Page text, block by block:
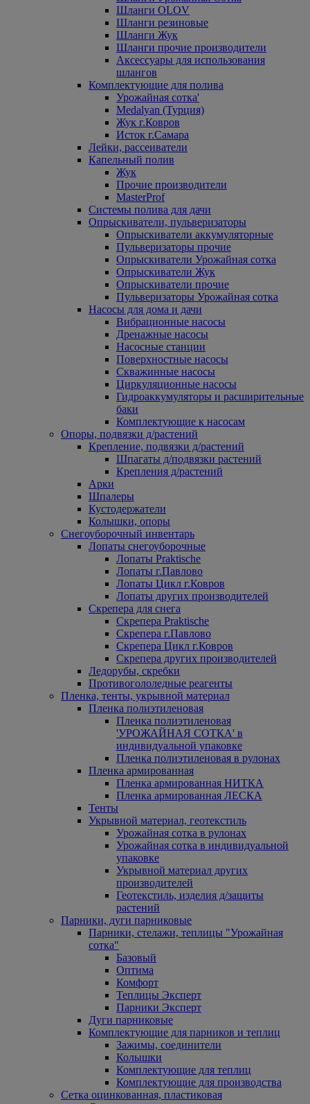
Шланги OLOV
Шланги резиновые
Шланги Жук
Шланги прочие производители
Аксессуары для использования
шлангов
Комплектующие для полива
Урожайная сотка'
Medalyan (Турция)
Жук г.Ковров
Исток г.Самара
Лейки, рассеиватели
Капельный полив
Жук
Прочие производители
MasterProf
Системы полива для дачи
Опрыскиватели, пульверизаторы
Опрыскиватели аккумуляторные
Пульверизаторы прочие
Опрыскиватели Урожайная сотка
Опрыскиватели Жук
Опрыскиватели прочие
Пульверизаторы Урожайная сотка
Насосы для дома и дачи
Вибрационные насосы
Дренажные насосы
Насосные станции
Поверхностные насосы
Скважинные насосы
Циркуляционные насосы
Гидроаккумуляторы и расширительные
баки
Комплектующие к насосам
Опоры, подвязки д/растений
Крепление, подвязки д/растений
Шпагаты д/подвязки растений
Крепления д/растений
Арки
Шпалеры
Кустодержатели
Колышки, опоры
Снегоуборочный инвентарь
Лопаты снегоуборочные
Лопаты Praktische
Лопаты г.Павлово
Лопаты Цикл г.Ковров
Лопаты других производителей
Скрепера для снега
Скрепера Praktische
Скрепера г.Павлово
Скрепера Цикл г.Ковров
Скрепера других производителей
Ледорубы, скребки
Противогололедные реагенты
Пленка, тенты, укрывной материал
Пленка полиэтиленовая
Пленка полиэтиленовая
'УРОЖАЙНАЯ СОТКА' в
индивидуальной упаковке
Пленка полиэтиленовая в рулонах
Пленка армированная
Пленка армированная НИТКА
Пленка армированная ЛЕСКА
Тенты
Укрывной материал, геотекстиль
Урожайная сотка в рулонах
Урожайная сотка в индивидуальной
упаковке
Укрывной материал других
производителей
Геотекстиль, изделия д/защиты
растений
Парники, дуги парниковые
Парники, стелажи, теплицы "Урожайная
сотка"
Базовый
Оптима
Комфорт
Теплицы Эксперт
Парники Эксперт
Дуги парниковые
Комплектующие для парников и теплиц
Зажимы, соединители
Колышки
Комплектующие для теплиц
Комплектующие для производства
Сетка оцинкованная, пластиковая